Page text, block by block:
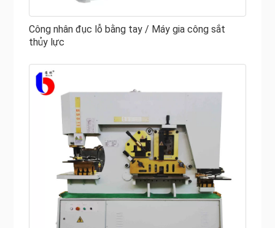
Công nhân đục lỗ bằng tay / Máy gia công sắt
thủy lực